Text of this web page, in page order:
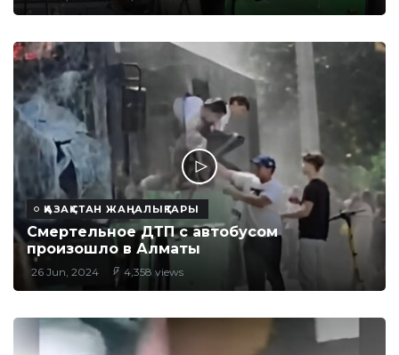
ҚАЗАҚСТАН ЖАҢАЛЫҚТАРЫ
Смертельное ДТП с автобусом
произошло в Алматы
26 Jun, 2024 4,358 views